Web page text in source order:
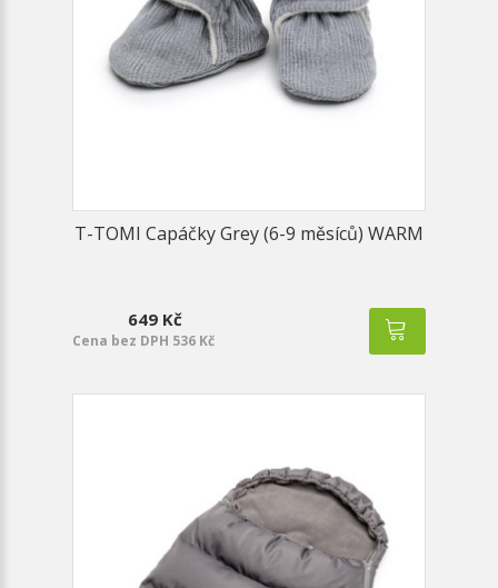
T-TOMI Capáčky Grey (6-9 měsíců) WARM
649 Kč
Cena bez DPH 536 Kč